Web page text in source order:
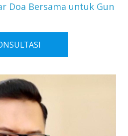
Doa Bersama untuk Gun